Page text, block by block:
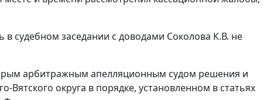
судебном заседании с доводами Соколова К.В. не
арбитражным апелляционным судом решения и
округа в порядке, установленном в статьях